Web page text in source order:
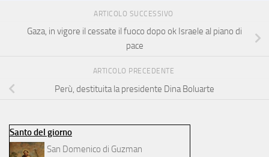
ARTICOLO SUCCESSIVO
Gaza, in vigore il cessate il fuoco dopo ok Israele al piano di
pace
ARTICOLO PRECEDENTE
Perù, destituita la presidente Dina Boluarte
Santo del giorno
San Domenico di Guzman